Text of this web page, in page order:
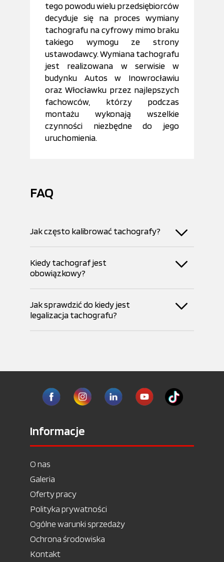
tego powodu wielu przedsiębiorców
decyduje się na proces wymiany
tachografu na cyfrowy mimo braku
takiego wymogu ze strony
ustawodawcy. Wymiana tachografu
jest realizowana w serwisie w
budynku Autos w Inowrocławiu
oraz Włocławku przez najlepszych
fachowców, którzy podczas
montażu wykonają wszelkie
czynności niezbędne do jego
uruchomienia.
FAQ
Jak często kalibrować tachografy?
Kiedy tachograf jest
obowiązkowy?
Jak sprawdzić do kiedy jest
legalizacja tachografu?
Informacje
O nas
Galeria
Oferty pracy
Polityka prywatności
Ogólne warunki sprzedaży
Ochrona środowiska
Kontakt